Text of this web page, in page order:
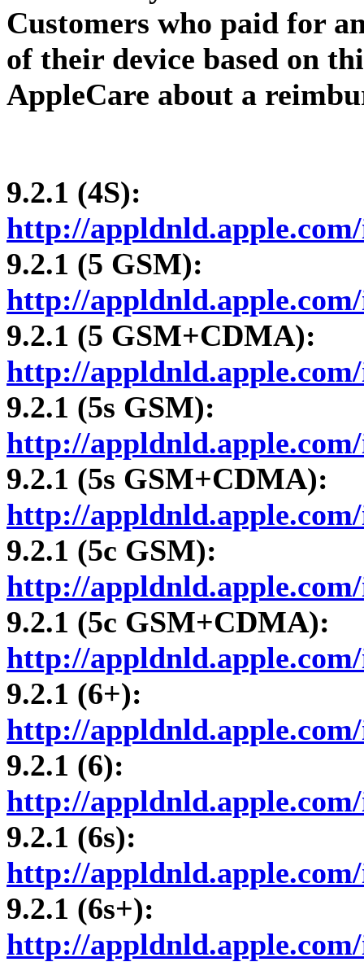
Customers who paid for
of their device based on
AppleCare about a
9.2.1 (4S):
http://appldnld.apple.com/
9.2.1 (5 GSM):
http://appldnld.apple.com/
9.2.1 (5 GSM+CDMA):
http://appldnld.apple.com/
9.2.1 (5s GSM):
http://appldnld.apple.com/
9.2.1 (5s GSM+CDMA):
http://appldnld.apple.com/
9.2.1 (5c GSM):
http://appldnld.apple.com/
9.2.1 (5c GSM+CDMA):
http://appldnld.apple.com/
9.2.1 (6+):
http://appldnld.apple.com/
9.2.1 (6):
http://appldnld.apple.com/
9.2.1 (6s):
http://appldnld.apple.com/
9.2.1 (6s+):
http://appldnld.apple.com/